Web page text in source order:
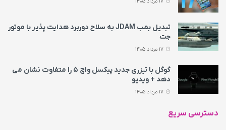
تبدیل بمب JDAM به سلاح دوربرد هدایت پذیر با موتور
جت
گوگل با تیزری جدید پیکسل واچ ۵ را متفاوت نشان می‌
دهد + ویدیو
دسترسی سریع